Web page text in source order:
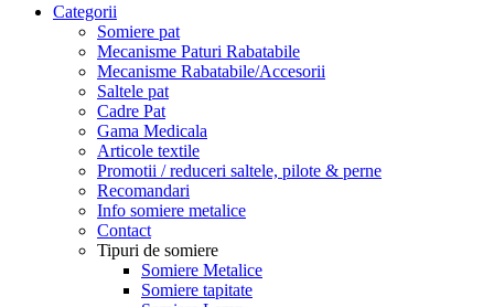
Categorii
Somiere pat
Mecanisme Paturi Rabatabile
Mecanisme Rabatabile/Accesorii
Saltele pat
Cadre Pat
Gama Medicala
Articole textile
Promotii / reduceri saltele, pilote & perne
Recomandari
Info somiere metalice
Contact
Tipuri de somiere
Somiere Metalice
Somiere tapitate